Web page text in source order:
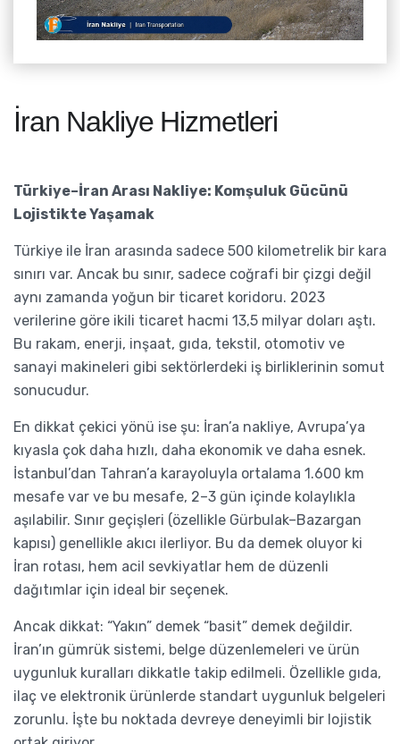
İran Nakliye Hizmetleri
Türkiye–İran Arası Nakliye: Komşuluk Gücünü
Lojistikte Yaşamak
Türkiye ile İran arasında sadece 500 kilometrelik bir kara
sınırı var. Ancak bu sınır, sadece coğrafi bir çizgi değil
aynı zamanda yoğun bir ticaret koridoru. 2023
verilerine göre ikili ticaret hacmi 13,5 milyar doları aştı.
Bu rakam, enerji, inşaat, gıda, tekstil, otomotiv ve
sanayi makineleri gibi sektörlerdeki iş birliklerinin somut
sonucudur.
En dikkat çekici yönü ise şu: İran’a nakliye, Avrupa’ya
kıyasla çok daha hızlı, daha ekonomik ve daha esnek.
İstanbul’dan Tahran’a karayoluyla ortalama 1.600 km
mesafe var ve bu mesafe, 2–3 gün içinde kolaylıkla
aşılabilir. Sınır geçişleri (özellikle Gürbulak–Bazargan
kapısı) genellikle akıcı ilerliyor. Bu da demek oluyor ki
İran rotası, hem acil sevkiyatlar hem de düzenli
dağıtımlar için ideal bir seçenek.
Ancak dikkat: “Yakın” demek “basit” demek değildir.
İran’ın gümrük sistemi, belge düzenlemeleri ve ürün
uygunluk kuralları dikkatle takip edilmeli. Özellikle gıda,
ilaç ve elektronik ürünlerde standart uygunluk belgeleri
zorunlu. İşte bu noktada devreye deneyimli bir lojistik